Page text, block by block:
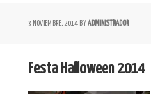
3 NOVIEMBRE, 2014 BY ADMINISTRADOR
Festa Halloween 2014